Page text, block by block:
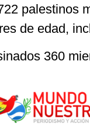
palestinos
de edad,
360